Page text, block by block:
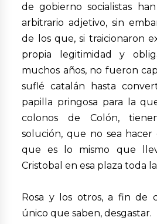
de gobierno socialistas
arbitrario adjetivo, sin
de los que, si traicionaron
propia legitimidad y
muchos años, no fueron
suflé catalán hasta
papilla pringosa para la
colonos de Colón,
solución, que no sea
que es lo mismo que
Cristobal en esa plaza toda
Rosa y los otros, a fin de
único que saben, desgastar.